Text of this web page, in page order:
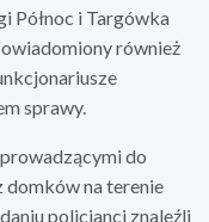
Północ i Targówka
również
sprawy.
do
domków na terenie
policjanci znaleźli